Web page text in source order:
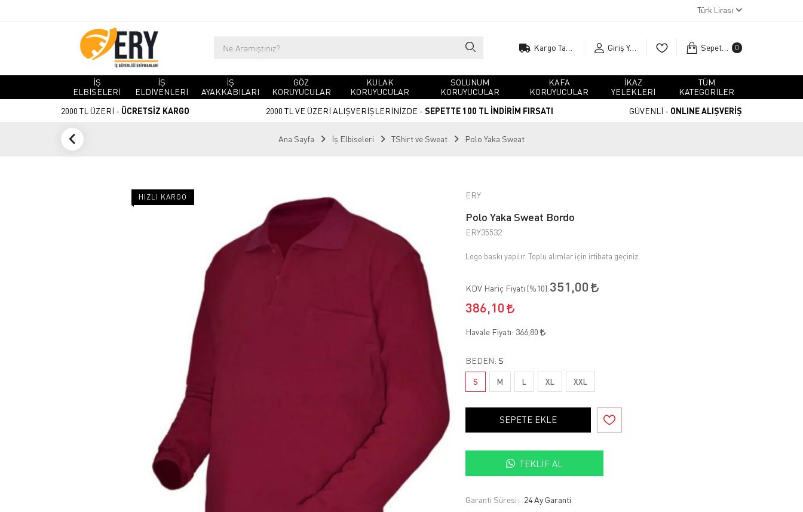
Türk Lirası
Giriş Yap Sepetim 0
İŞ
ELBİSELERİ
İŞ
ELDİVENLERİ
İŞ
AYAKKABILARI
GÖZ
KORUYUCULAR
KULAK
KORUYUCULAR
SOLUNUM
KORUYUCULAR
KAFA
KORUYUCULAR
İKAZ
YELEKLERİ
TÜM
KATEGORİLER
2000 TL ÜZERİ - ÜCRETSİZ KARGO 2000 TL VE ÜZERİ ALIŞVERİŞLERİNİZDE - SEPETTE 100 TL İNDİRİM FIRSATI GÜVENLİ - ONLINE ALIŞVERİŞ
Ana Sayfa İş Elbiseleri TShirt ve Sweat Polo Yaka Sweat
HIZLI KARGO ERY
Polo Yaka Sweat Bordo
ERY35532
Logo baskı yapılır. Toplu alımlar için irtibata geçiniz.
KDV Hariç Fiyatı (%10):351,00
386,10
Havale Fiyatı: 366,80
BEDEN: S
S M L XL XXL
SEPETE EKLE
TEKLIF AL
Garanti Süresi: 24 Ay Garanti